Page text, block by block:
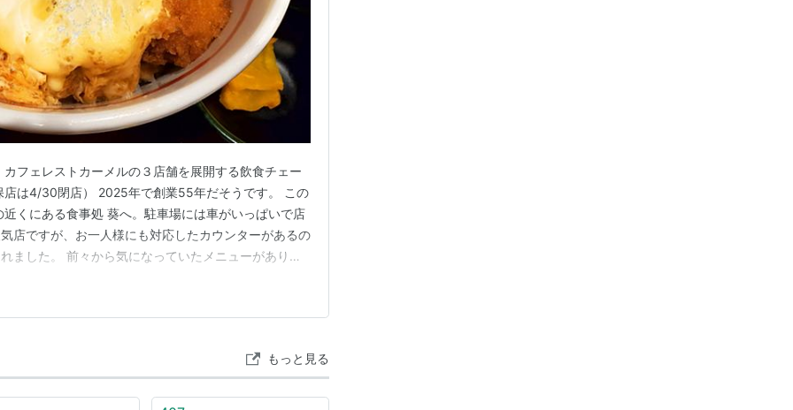
フェレストカーメルの３店舗を展開する飲食チェー
店は4/30閉店） 2025年で創業55年だそうです。 この
くにある食事処 葵へ。駐車場には車がいっぱいで店
店ですが、お一人様にも対応したカウンターがあるの
ました。 前々から気になっていたメニューがあり、
ょうど溶け…
もっと見る